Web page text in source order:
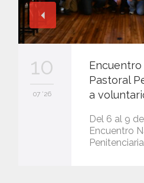
10
07 '26
Pastoral
a
Del 6 al 9
Encuentro